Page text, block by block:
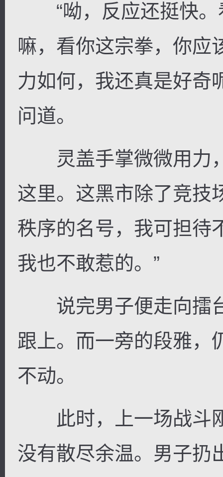
“呦，反应还挺快。
嘛，看你这宗拳，你应
力如何，我还真是好奇
问道。
灵盖手掌微微用力，
这里。这黑市除了竞技
秩序的名号，我可担待
我也不敢惹的。”
说完男子便走向擂
跟上。而一旁的段雅，
不动。
此时，上一场战斗
没有散尽余温。男子扔